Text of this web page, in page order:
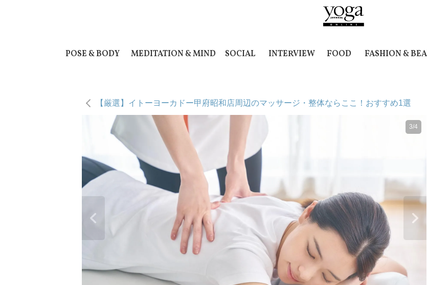
POSE & BODY MEDITATION & MIND SOCIAL INTERVIEW FOOD FASHION &
【厳選】イトーヨーカドー甲府昭和店周辺のマッサージ・整体ならここ！おすすめ1選
3/4